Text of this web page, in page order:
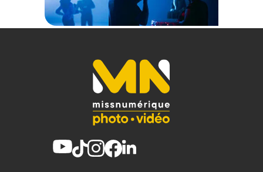
Code EAN OM System M.Zuiko Digital ED 12-45mm f/4.0 PRO :
4545350054014
(1) Offre valable jusqu'au 31 Décembre 2030 à partir de 49 euros
d'achat, sur la base d'une expédition Chronopost 24H vers un point
relais situé en France continentale uniquement, valable uniquement
(2) Sous réserve d'éligibilité.
(3) Nombre de points Fidélité estimés, hors remises au panier, basé